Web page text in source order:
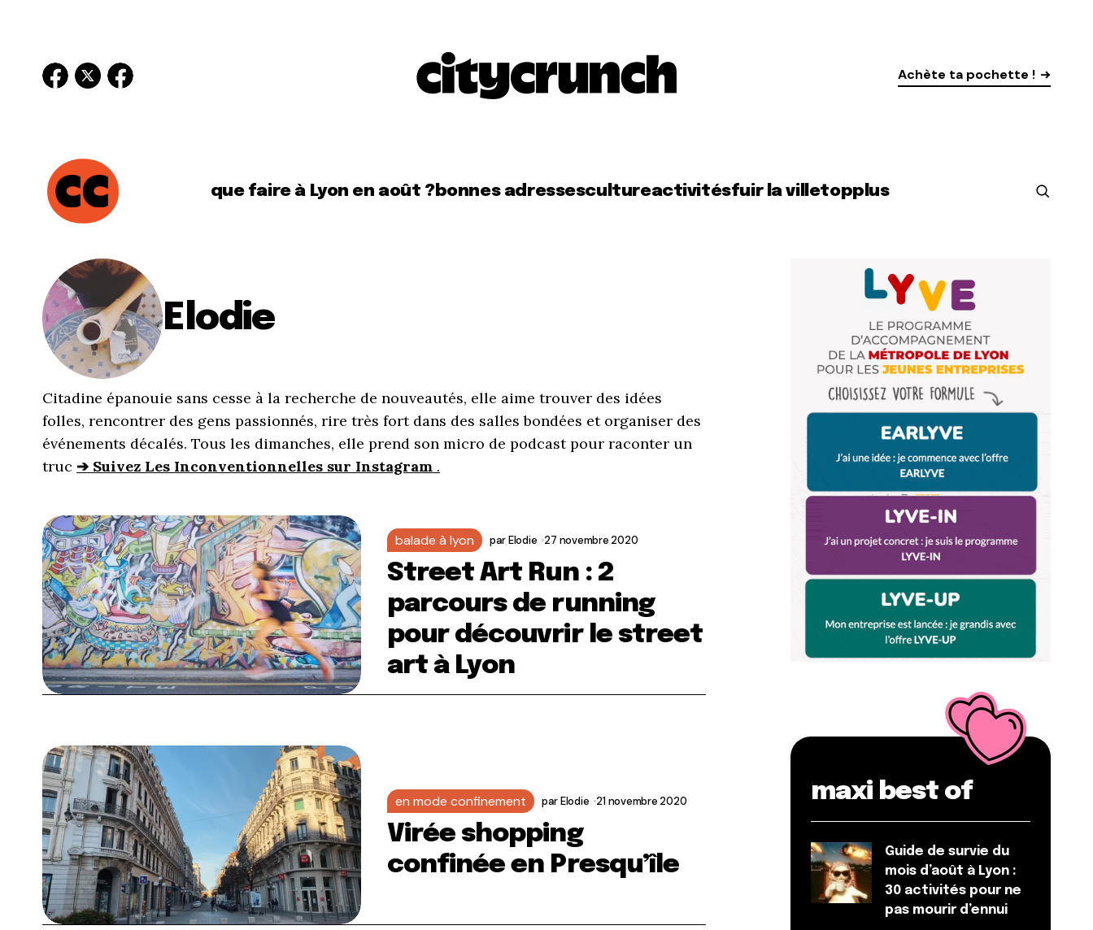
Achète ta pochette !
que faire à Lyon en août ?bonnes adressescultureactivitésfuir la villetopplus
Elodie
Citadine épanouie sans cesse à la recherche de nouveautés, elle aime trouver des idées
folles, rencontrer des gens passionnés, rire très fort dans des salles bondées et organiser des
événements décalés. Tous les dimanches, elle prend son micro de podcast pour raconter un
truc ➔ Suivez Les Inconventionnelles sur Instagram .
balade à lyon parElodie 27 novembre 2020
Street Art Run : 2
parcours de running
pour découvrir le street
art à Lyon
en mode confinement parElodie 21 novembre 2020
Virée shopping
confinée en Presqu’île
maxi best of
Guide de survie du
mois d’août à Lyon :
30 activités pour ne
pas mourir d’ennui